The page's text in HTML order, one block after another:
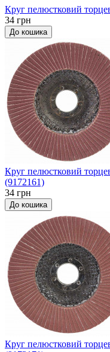
Круг пелюстковий
34 грн
До кошика
Круг пелюстковий
(9172161)
34 грн
До кошика
Круг пелюстковий